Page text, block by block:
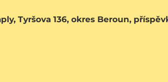
Tyršova 136, okres Beroun,